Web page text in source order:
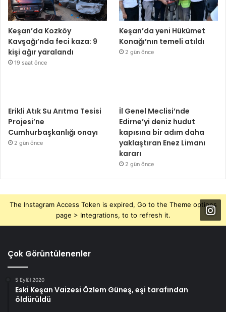
Keşan’da Kozköy
Kavşağı’nda feci kaza: 9
kişi ağır yaralandı
19 saat önce
Keşan’da yeni Hükümet
Konağı’nın temeli atıldı
2 gün önce
Erikli Atık Su Arıtma Tesisi
Projesi’ne
Cumhurbaşkanlığı onayı
2 gün önce
İl Genel Meclisi’nde
Edirne’yi deniz hudut
kapısına bir adım daha
yaklaştıran Enez Limanı
kararı
2 gün önce
The Instagram Access Token is expired, Go to the Theme options
page > Integrations, to to refresh it.
Çok Görüntülenenler
5 Eylül 2020
Eski Keşan Vaizesi Özlem Güneş, eşi tarafından
öldürüldü